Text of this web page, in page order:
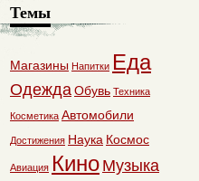
Темы
Магазины Напитки Еда
ОдеждаОбувь Техника
Косметика Автомобили
Достижения Наука Космос
Авиация Кино Музыка